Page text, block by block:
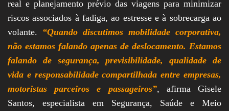
real e planejamento prévio das viagens para minimizar
riscos associados à fadiga, ao estresse e à sobrecarga ao
volante. “Quando discutimos mobilidade corporativa,
não estamos falando apenas de deslocamento. Estamos
falando de segurança, previsibilidade, qualidade de
vida e responsabilidade compartilhada entre empresas,
motoristas parceiros e passageiros”, afirma Gisele
Santos, especialista em Segurança, Saúde e Meio